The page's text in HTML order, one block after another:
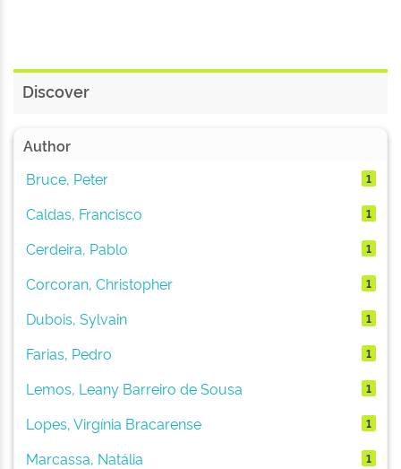
Discover
Author
Bruce, Peter
1
Caldas, Francisco 1
Cerdeira, Pablo 1
Corcoran, Christopher 1
Dubois, Sylvain 1
Farias, Pedro 1
Lemos, Leany Barreiro de Sousa 1
Lopes, Virgínia Bracarense 1
Marcassa, Natália 1